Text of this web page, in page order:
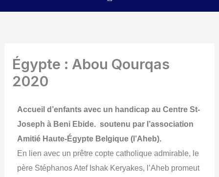
Égypte : Abou Qourqas
2020
Accueil d’enfants avec un handicap au Centre St-
Joseph à Beni Ebide.soutenu par l’association
Amitié Haute-Égypte Belgique (l’Aheb).
En lien avec un prêtre copte catholique admirable, le
père Stéphanos Atef Ishak Keryakes, l’Aheb promeut